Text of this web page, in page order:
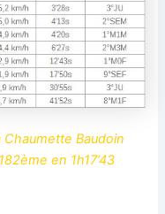
Chaumette Baudoin
en 1h17’43